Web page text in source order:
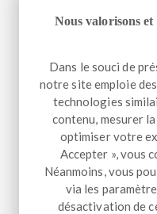
Courriel
Nous valorisons
Dans le souci de
notre site emploie
technologies
contenu, mesurer
optimiser votre
Accepter », vous
Néanmoins, vous
via les
désactivation de